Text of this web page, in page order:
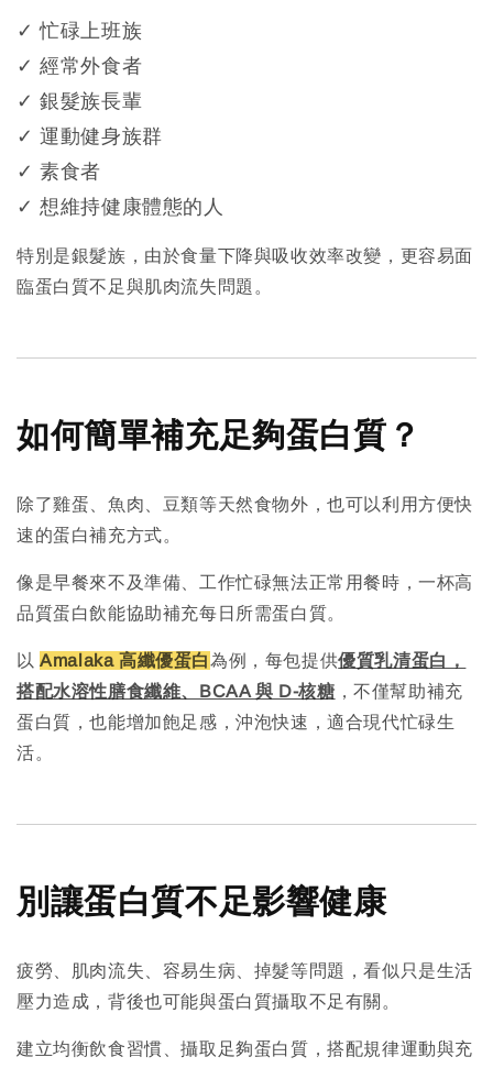
✓ 忙碌上班族
✓ 經常外食者
✓ 銀髮族長輩
✓ 運動健身族群
✓ 素食者
✓ 想維持健康體態的人
特別是銀髮族，由於食量下降與吸收效率改變，更容易面
臨蛋白質不足與肌肉流失問題。
如何簡單補充足夠蛋白質？
除了雞蛋、魚肉、豆類等天然食物外，也可以利用方便快
速的蛋白補充方式。
像是早餐來不及準備、工作忙碌無法正常用餐時，一杯高
品質蛋白飲能協助補充每日所需蛋白質。
以Amalaka 高纖優蛋白為例，每包提供優質乳清蛋白，
搭配水溶性膳食纖維、BCAA 與 D-核糖 ，不僅幫助補充
蛋白質，也能增加飽足感，沖泡快速，適合現代忙碌生
活。
別讓蛋白質不足影響健康
疲勞、肌肉流失、容易生病、掉髮等問題，看似只是生活
壓力造成，背後也可能與蛋白質攝取不足有關。
建立均衡飲食習慣、攝取足夠蛋白質，搭配規律運動與充